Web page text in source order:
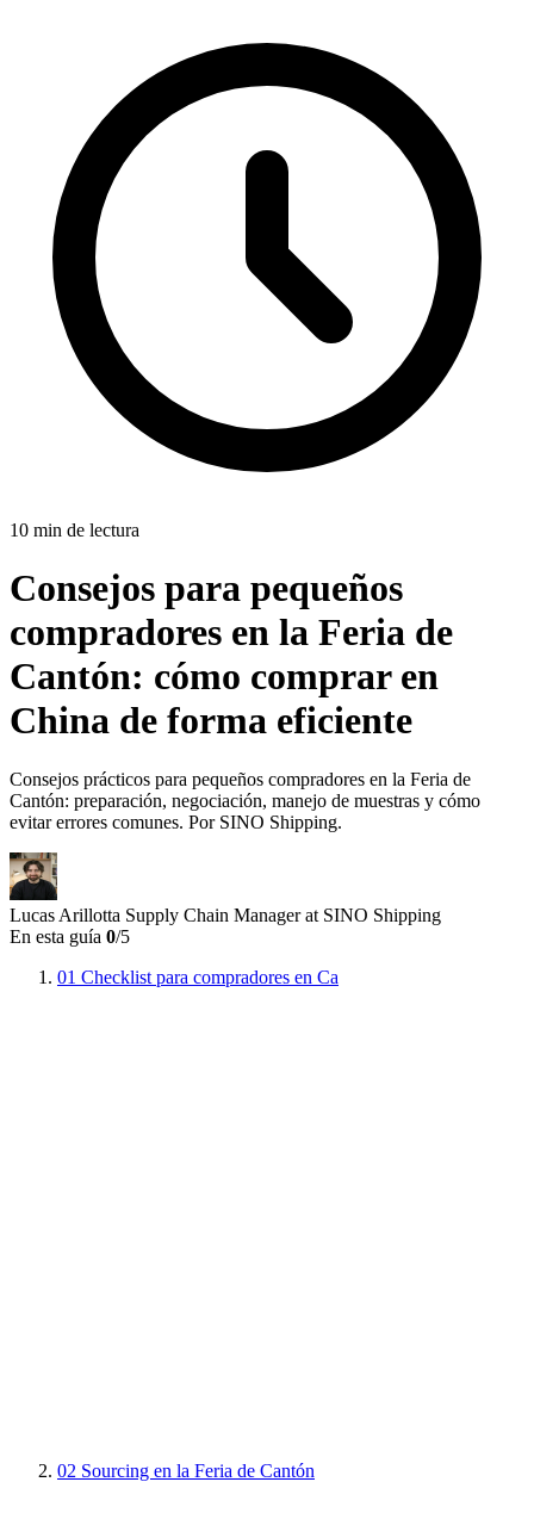
10 min de lectura
Consejos para pequeños
compradores en la Feria de
Cantón: cómo comprar en
China de forma eficiente
Consejos prácticos para pequeños compradores en la Feria de
Cantón: preparación, negociación, manejo de muestras y cómo
evitar errores comunes. Por SINO Shipping.
Lucas Arillotta Supply Chain Manager at SINO Shipping
En esta guía 0/5
01 Checklist para compradores en Ca
02 Sourcing en la Feria de Cantón